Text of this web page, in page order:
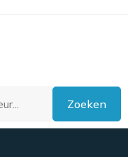
Zoeken